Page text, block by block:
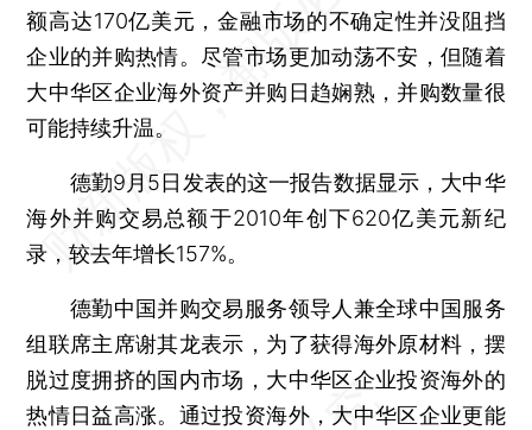
额高达170亿美元，金融市场的不确定性并没阻挡
企业的并购热情。尽管市场更加动荡不安，但随着
大中华区企业海外资产并购日趋娴熟，并购数量很
可能持续升温。
德勤9月5日发表的这一报告数据显示，大中华
海外并购交易总额于2010年创下620亿美元新纪
录，较去年增长157%。
德勤中国并购交易服务领导人兼全球中国服务
组联席主席谢其龙表示，为了获得海外原材料，摆
脱过度拥挤的国内市场，大中华区企业投资海外的
热情日益高涨。通过投资海外，大中华区企业更能